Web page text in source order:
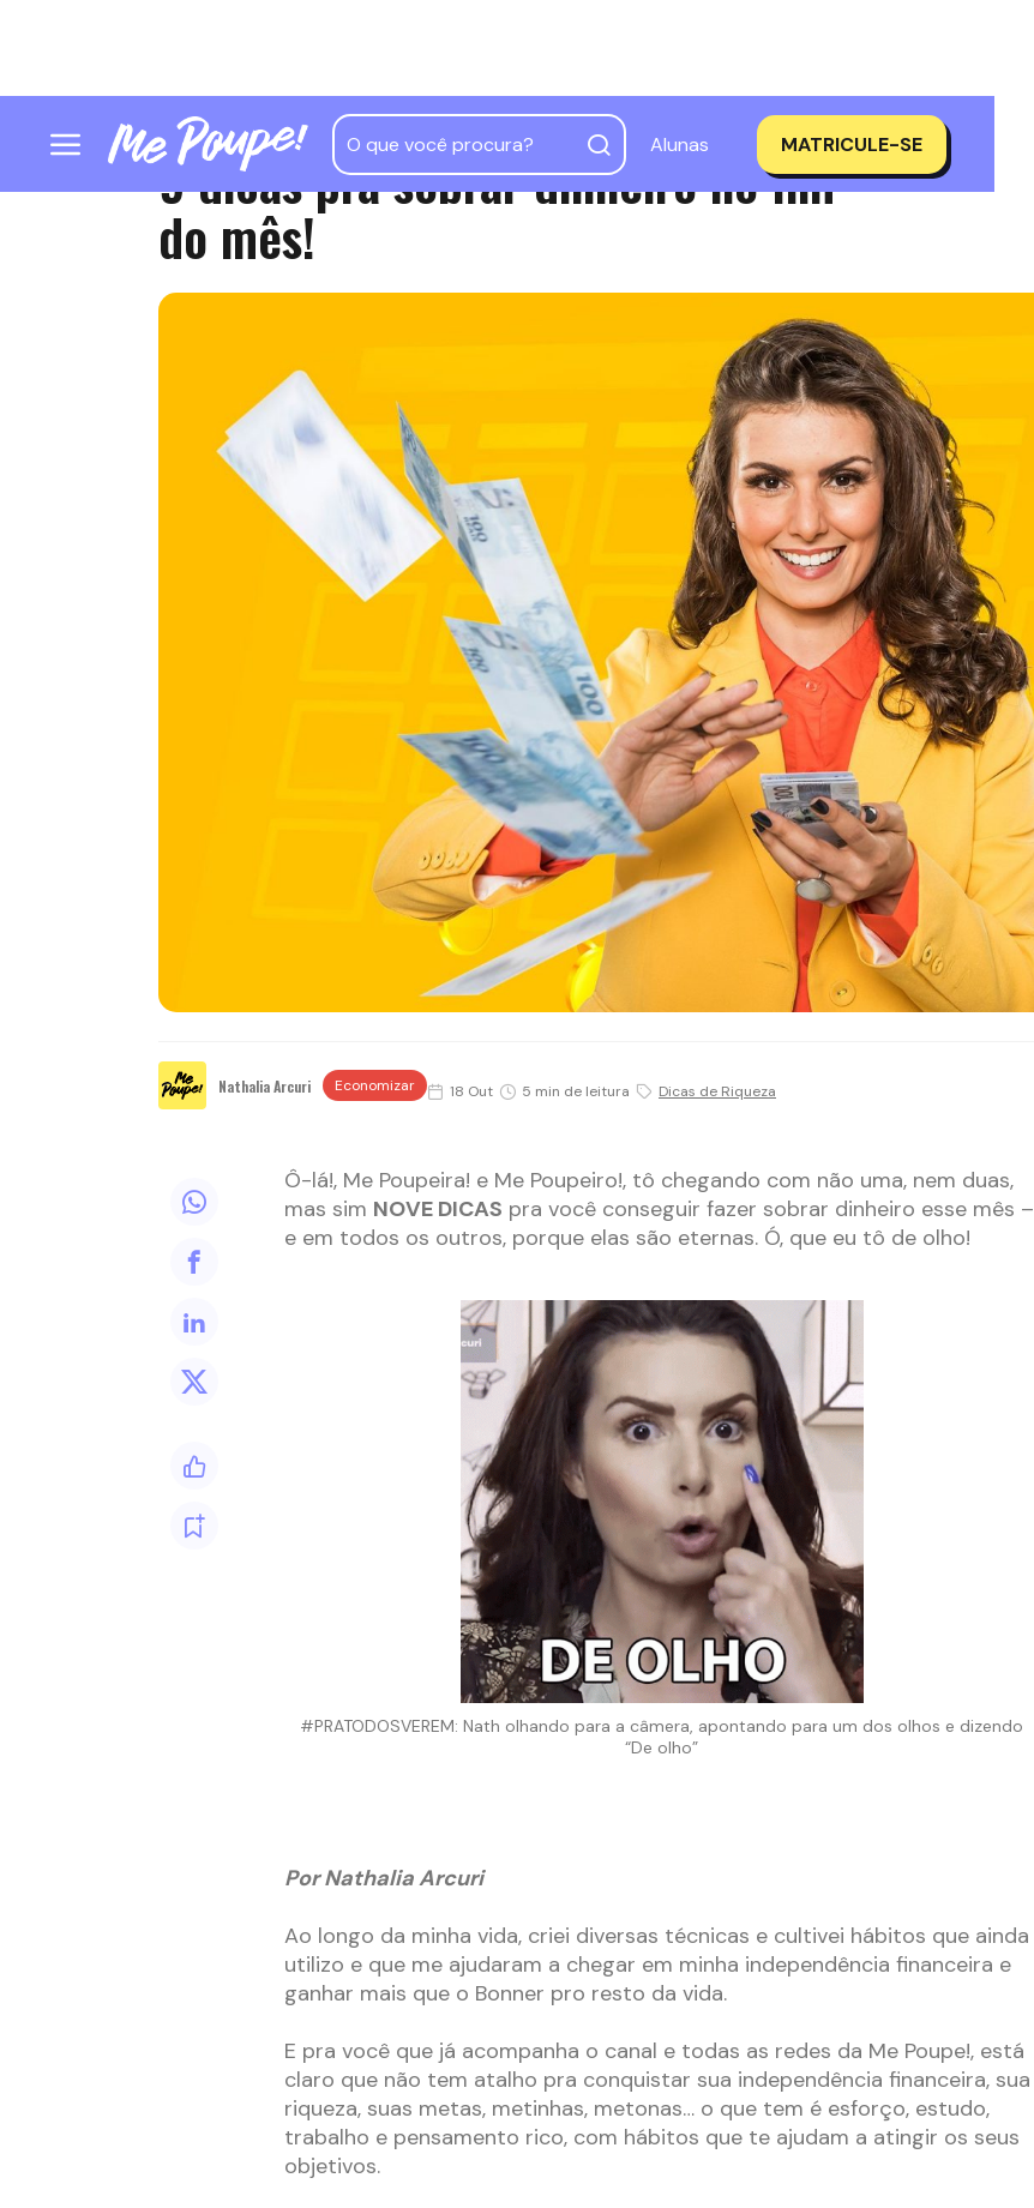
Alunas MATRICULE-SE
9 dicas pra sobrar dinheiro no fim
do mês!
Nathalia Arcuri Economizar 18 Out 5 min de leitura Dicas de Riqueza
Ô-lá!, Me Poupeira! e Me Poupeiro!, tô chegando com não uma, nem duas,
mas sim NOVE DICAS pra você conseguir fazer sobrar dinheiro esse mês –
e em todos os outros, porque elas são eternas. Ó, que eu tô de olho!
#PRATODOSVEREM: Nath olhando para a câmera, apontando para um dos olhos e dizendo
“De olho”
Por Nathalia Arcuri
Ao longo da minha vida, criei diversas técnicas e cultivei hábitos que ainda
utilizo e que me ajudaram a chegar em minha independência financeira e
ganhar mais que o Bonner pro resto da vida.
E pra você que já acompanha o canal e todas as redes da Me Poupe!, está
claro que não tem atalho pra conquistar sua independência financeira, sua
riqueza, suas metas, metinhas, metonas… o que tem é esforço, estudo,
trabalho e pensamento rico, com hábitos que te ajudam a atingir os seus
objetivos.